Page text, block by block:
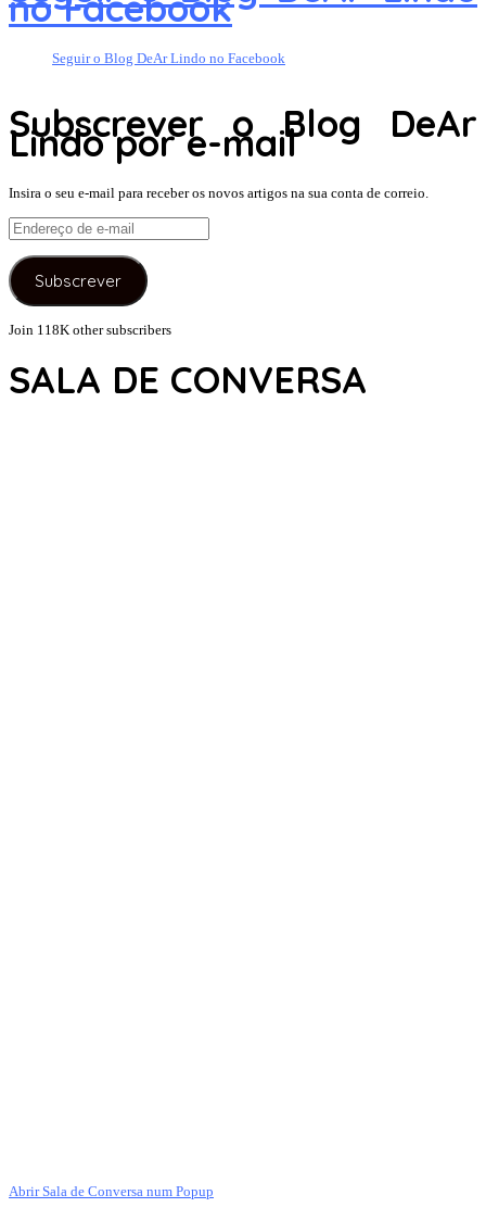
Seguir o Blog DeAr Lindo no Facebook
Subscrever o Blog DeAr
Lindo por e-mail
Insira o seu e-mail para receber os novos artigos na sua conta de correio.
Endereço
de
e-
mail
Subscrever
Join 118K other subscribers
SALA DE CONVERSA
Abrir Sala de Conversa num Popup